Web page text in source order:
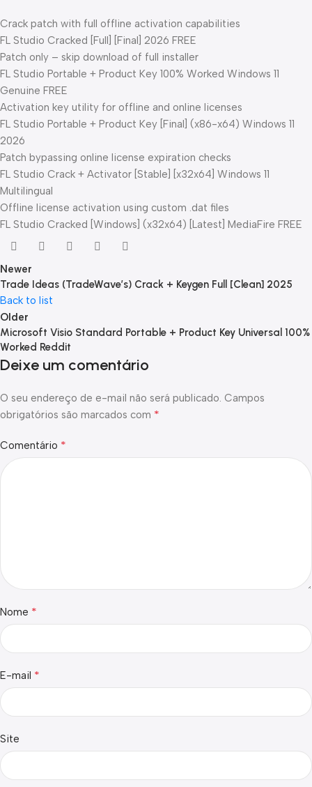
Crack patch with full offline activation capabilities
FL Studio Cracked [Full] [Final] 2026 FREE
Patch only – skip download of full installer
FL Studio Portable + Product Key 100% Worked Windows 11
Genuine FREE
Activation key utility for offline and online licenses
FL Studio Portable + Product Key [Final] (x86-x64) Windows 11
2026
Patch bypassing online license expiration checks
FL Studio Crack + Activator [Stable] [x32x64] Windows 11
Multilingual
Offline license activation using custom .dat files
FL Studio Cracked [Windows] (x32x64) [Latest] MediaFire FREE
Newer
Trade Ideas (TradeWave’s) Crack + Keygen Full [Clean] 2025
Back to list
Older
Microsoft Visio Standard Portable + Product Key Universal 100%
Worked Reddit
Deixe um comentário
O seu endereço de e-mail não será publicado. Campos
obrigatórios são marcados com *
Comentário *
Nome *
E-mail *
Site